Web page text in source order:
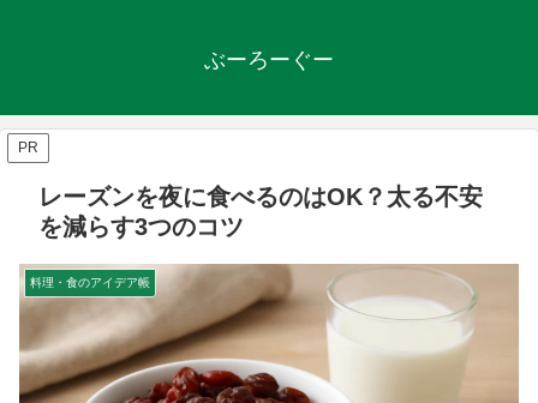
ぶーろーぐー
PR
レーズンを夜に食べるのはOK？太る不安
を減らす3つのコツ
料理・食のアイデア帳